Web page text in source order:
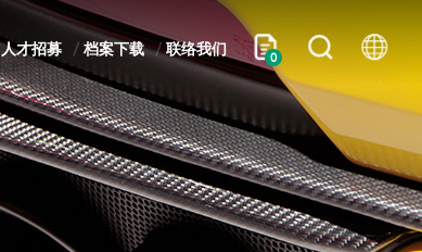
人才招募 档案下载 联络我们 0